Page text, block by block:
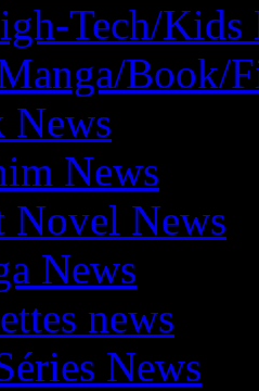
Tech/Kids
Book/
News
News
Novel News
News
news
News